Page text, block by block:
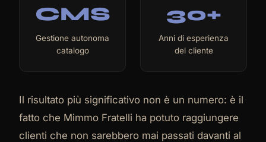
CMS
Gestione autonoma
catalogo
30+
Anni di esperienza
del cliente
Il risultato più significativo non è un numero: è il
fatto che Mimmo Fratelli ha potuto raggiungere
clienti che non sarebbero mai passati davanti al